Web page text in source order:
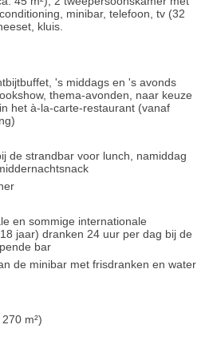
minibar, telefoon, tv (32
kluis.
's middags en 's avonds
thema-avonden, naar keuze
het à-la-carte-restaurant (vanaf
de strandbar voor lunch, namiddag
en sommige internationale
jaar) dranken 24 uur per dag bij de
bar
de minibar met frisdranken en water
m²)